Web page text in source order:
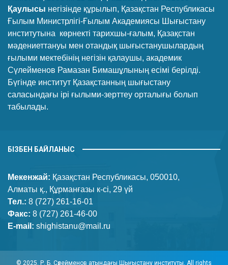
Қаулысы негізінде құрылып, Қазақстан Республикасы
Ғылым Министрлігі-Ғылым Академиясы Шығыстану
институтына көрнекті тарихшы-ғалым, Қазақстан
мәдениеттануы мен отандық шығыстанушылардың
ғылыми мектебінің негізін қалаушы, академик
Сүлейменов Рамазан Бимашұлының есімі берілді.
Бүгінде институт Қазақстанның шығыстану
саласындағы ірі ғылыми-зерттеу орталығы болып
табылады.
БІЗБЕН БАЙЛАНЫС
Мекенжай: Қазақстан Республикасы, 050010,
Алматы қ., Құрманғазы к-сі, 29 үй
Тел.: 8 (727) 261-16-01
Факс: 8 (727) 261-46-00
E-mail: shighistanu@mail.ru
© 2025. Р. Б. Сүлейменов атындағы Шығыстану институты. All rights